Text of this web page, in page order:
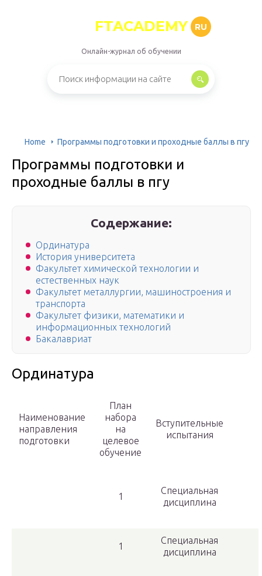
FTACADEMY RU
Онлайн-журнал об обучении
Home Программы подготовки и проходные баллы в пгу
Программы подготовки и
проходные баллы в пгу
Содержание:
Ординатура
История университета
Факультет химической технологии и
естественных наук
Факультет металлургии, машиностроения и
транспорта
Факультет физики, математики и
информационных технологий
Бакалавриат
Ординатура
Наименование
направления
подготовки
План
набора
на
целевое
обучение
Вступительные
испытания
1
Специальная
дисциплина
1
Специальная
дисциплина